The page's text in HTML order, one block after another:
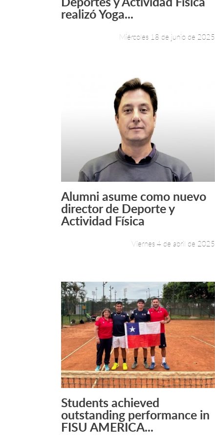
realizó Yoga...
Miércoles 18 de junio de 2025
Leer más +
Alumni asume como nuevo
director de Deporte y
Actividad Física
Viernes 4 de abril de 2025
Leer más +
Students achieved
outstanding performance in
FISU AMERICA...